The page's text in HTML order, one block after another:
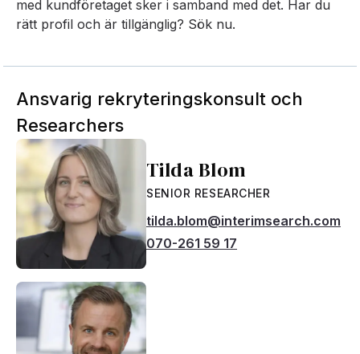
med kundföretaget sker i samband med det. Har du
rätt profil och är tillgänglig? Sök nu.
Ansvarig rekryteringskonsult och
Researchers
Tilda Blom
SENIOR RESEARCHER
tilda.blom@interimsearch.com
070-261 59 17